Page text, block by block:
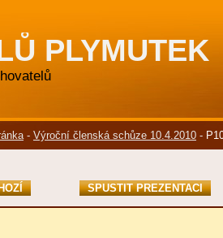
PLYMUTEK
- Výroční členská schůze 10.4.2010 -
SPUSTIT PREZENTACI